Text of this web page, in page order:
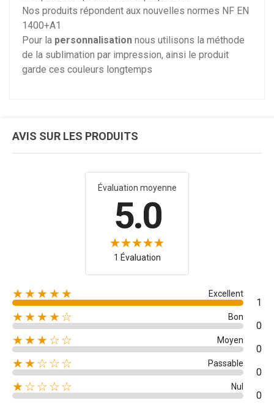
Nos produits répondent aux nouvelles normes NF EN
1400+A1
Pour la personnalisation nous utilisons la méthode
de la sublimation par impression, ainsi le produit
garde ces couleurs longtemps
AVIS SUR LES PRODUITS
Évaluation moyenne
5.0
1 Évaluation
★★★★★ Excellent
1
★★★★☆ Bon
0
★★★☆☆ Moyen
0
★★☆☆☆ Passable
0
★☆☆☆☆ Nul
0